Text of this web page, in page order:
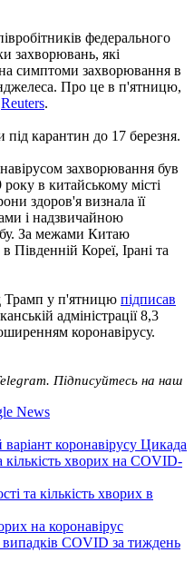
федерального
захворювань, які
симптоми захворювання в
Про це в п'ятницю,
Reuters.
під карантин до 17 березня.
захворювання був
в китайському місті
здоров'я визнала її
і надзвичайною
За межами Китаю
Південній Кореї, Ірані та
Трамп у п'ятницю підписав
адміністрації 8,3
коронавірусу.
Підписуйтесь на наш
News
коронавірусу Цикада
кількість хворих на COVID-
та кількість хворих в
на коронавірус
випадків COVID за тиждень